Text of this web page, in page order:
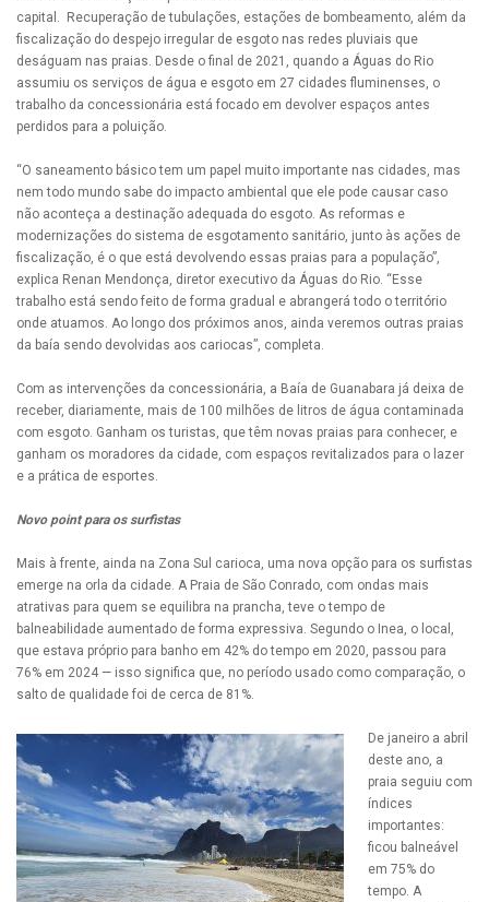
capital. Recuperação de tubulações, estações de bombeamento, além da
fiscalização do despejo irregular de esgoto nas redes pluviais que
deságuam nas praias. Desde o final de 2021, quando a Águas do Rio
assumiu os serviços de água e esgoto em 27 cidades fluminenses, o
trabalho da concessionária está focado em devolver espaços antes
perdidos para a poluição.
“O saneamento básico tem um papel muito importante nas cidades, mas
nem todo mundo sabe do impacto ambiental que ele pode causar caso
não aconteça a destinação adequada do esgoto. As reformas e
modernizações do sistema de esgotamento sanitário, junto às ações de
fiscalização, é o que está devolvendo essas praias para a população”,
explica Renan Mendonça, diretor executivo da Águas do Rio. “Esse
trabalho está sendo feito de forma gradual e abrangerá todo o território
onde atuamos. Ao longo dos próximos anos, ainda veremos outras praias
da baía sendo devolvidas aos cariocas”, completa.
Com as intervenções da concessionária, a Baía de Guanabara já deixa de
receber, diariamente, mais de 100 milhões de litros de água contaminada
com esgoto. Ganham os turistas, que têm novas praias para conhecer, e
ganham os moradores da cidade, com espaços revitalizados para o lazer
e a prática de esportes.
Novo point para os surfistas
Mais à frente, ainda na Zona Sul carioca, uma nova opção para os surfistas
emerge na orla da cidade. A Praia de São Conrado, com ondas mais
atrativas para quem se equilibra na prancha, teve o tempo de
balneabilidade aumentado de forma expressiva. Segundo o Inea, o local,
que estava próprio para banho em 42% do tempo em 2020, passou para
76% em 2024 — isso significa que, no período usado como comparação, o
salto de qualidade foi de cerca de 81%.
De janeiro a abril
deste ano, a
praia seguiu com
índices
importantes:
ficou balneável
em 75% do
tempo. A